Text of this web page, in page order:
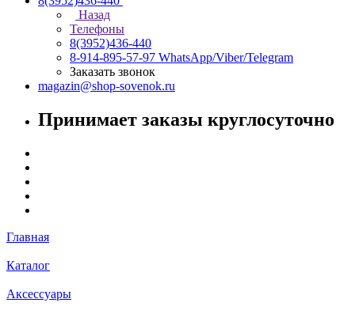
Назад
Телефоны
8(3952)436-440
8-914-895-57-97 WhatsApp/Viber/Telegram
Заказать звонок
magazin@shop-sovenok.ru
Принимает заказы круглосуточно
Главная
Каталог
Аксессуары